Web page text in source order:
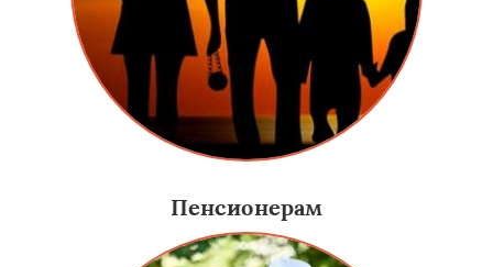
Пенсионерам